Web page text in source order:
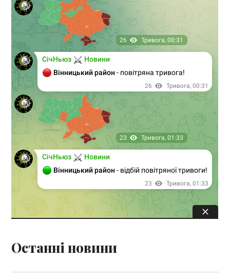
Останні новини